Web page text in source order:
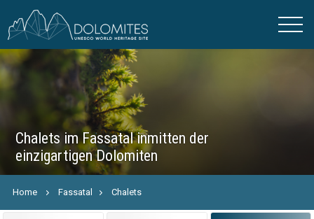
Chalets im Fassatal inmitten der
einzigartigen Dolomiten
Home Fassatal Chalets